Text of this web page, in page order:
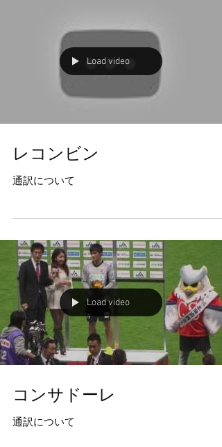
Load video
レコンビン
通訳について
Load video
コンサドーレ
通訳について